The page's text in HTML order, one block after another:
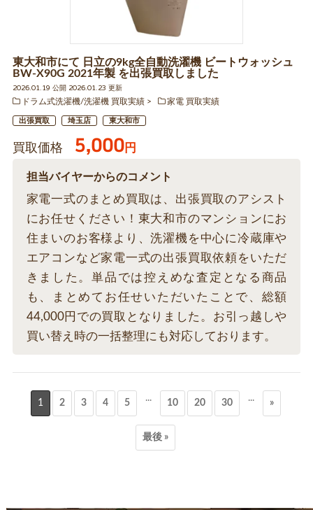
東大和市にて 日立の9kg全自動洗濯機 ビートウォッシュ
BW-X90G 2021年製 を出張買取しました
2026.01.19 公開 2026.01.23 更新
ドラム式洗濯機/洗濯機 買取実績
家電 買取実績
出張買取 埼玉店 東大和市
買取価格 5,000円
担当バイヤーからのコメント
家電一式のまとめ買取は、出張買取のアシスト
にお任せください！東大和市のマンションにお
住まいのお客様より、洗濯機を中心に冷蔵庫や
エアコンなど家電一式の出張買取依頼をいただ
きました。単品では控えめな査定となる商品
も、まとめてお任せいただいたことで、総額
44,000円での買取となりました。お引っ越しや
買い替え時の一括整理にも対応しております。
1 2 3 4 5 ... 10 20 30 ... »
最後 »